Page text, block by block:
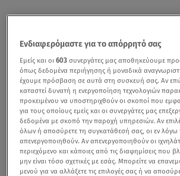
Ενδιαφερόμαστε για το απόρρητό σας
Εμείς και οι603 συνεργάτες μας αποθηκεύουμε
όπως δεδομένα περιήγησης ή μοναδικά
έχουμε πρόσβαση σε αυτά στη συσκευή σας. Αν
καταστεί δυνατή η ενεργοποίηση τεχνολογιών
προκειμένου να υποστηριχθούν οι σκοποί που
για τους οποίους εμείς και οι συνεργάτες μας
δεδομένα με σκοπό την παροχή υπηρεσιών. Αν
όλων ή αποσύρετε τη συγκατάθεσή σας, οι εν λόγω
απενεργοποιηθούν. Αν απενεργοποιηθούν οι
περιεχόμενο και κάποιες από τις διαφημίσεις που
μην είναι τόσο σχετικές με εσάς. Μπορείτε να
μενού για να αλλάξετε τις επιλογές σας ή να